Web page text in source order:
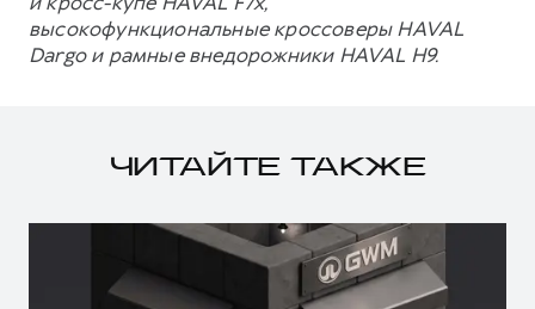
высокофункциональные кроссоверы HAVAL
Dargo и рамные внедорожники HAVAL H9.
ЧИТАЙТЕ ТАКЖЕ